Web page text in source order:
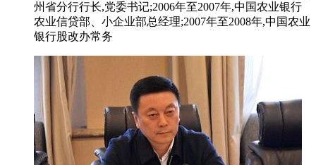
州省分行行长,党委书记;2006年至2007年,中国农业银行
农业信贷部、小企业部总经理;2007年至2008年,中国农业
银行股改办常务